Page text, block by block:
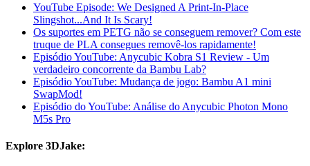
YouTube Episode: We Designed A Print-In-Place
Slingshot...And It Is Scary!
Os suportes em PETG não se conseguem remover? Com este
truque de PLA consegues removê-los rapidamente!
Episódio YouTube: Anycubic Kobra S1 Review - Um
verdadeiro concorrente da Bambu Lab?
Episódio YouTube: Mudança de jogo: Bambu A1 mini
SwapMod!
Episódio do YouTube: Análise do Anycubic Photon Mono
M5s Pro
Explore 3DJake: